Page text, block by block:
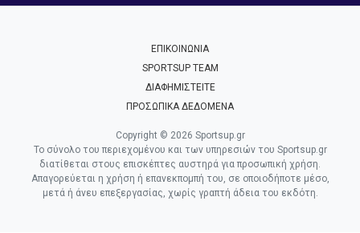
ΕΠΙΚΟΙΝΩΝΙΑ
SPORTSUP TEAM
ΔΙΑΦΗΜΙΣΤΕΙΤΕ
ΠΡΟΣΩΠΙΚΑ ΔΕΔΟΜΕΝΑ
Copyright © 2026 Sportsup.gr
Το σύνολο του περιεχομένου και των υπηρεσιών του Sportsup.gr
διατίθεται στους επισκέπτες αυστηρά για προσωπική χρήση.
Απαγορεύεται η χρήση ή επανεκπομπή του, σε οποιοδήποτε μέσο,
μετά ή άνευ επεξεργασίας, χωρίς γραπτή άδεια του εκδότη.